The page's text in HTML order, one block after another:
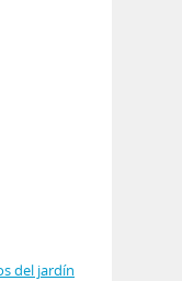
del jardín